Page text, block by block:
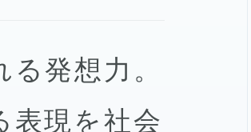
発想力。
表現を社会